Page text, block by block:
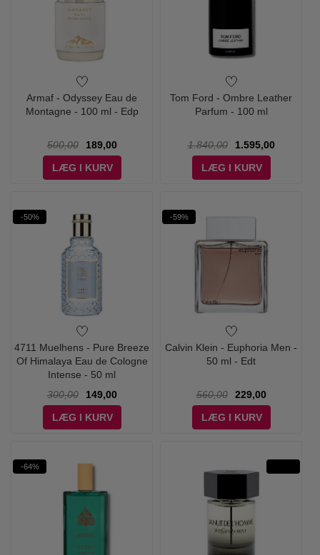
Armaf - Odyssey Eau de
Montagne - 100 ml - Edp
500,00
189,00
LÆG I KURV
Tom Ford - Ombre Leather
Parfum - 100 ml
1.840,00
1.595,00
LÆG I KURV
-50%
4711 Muelhens - Pure Breeze
Of Himalaya Eau de Cologne
Intense - 50 ml
300,00
149,00
LÆG I KURV
-59%
Calvin Klein - Euphoria Men -
50 ml - Edt
560,00
229,00
LÆG I KURV
-64%